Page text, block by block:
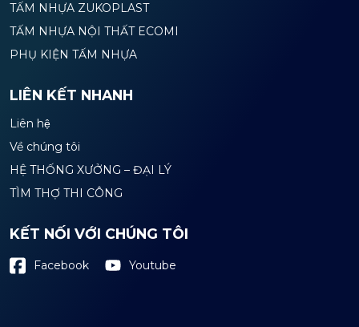
TẤM NHỰA ZUKOPLAST
TẤM NHỰA NỘI THẤT ECOMI
PHỤ KIỆN TẤM NHỰA
LIÊN KẾT NHANH
Liên hệ
Về chúng tôi
HỆ THỐNG XƯỞNG – ĐẠI LÝ
TÌM THỢ THI CÔNG
KẾT NỐI VỚI CHÚNG TÔI
Facebook Youtube